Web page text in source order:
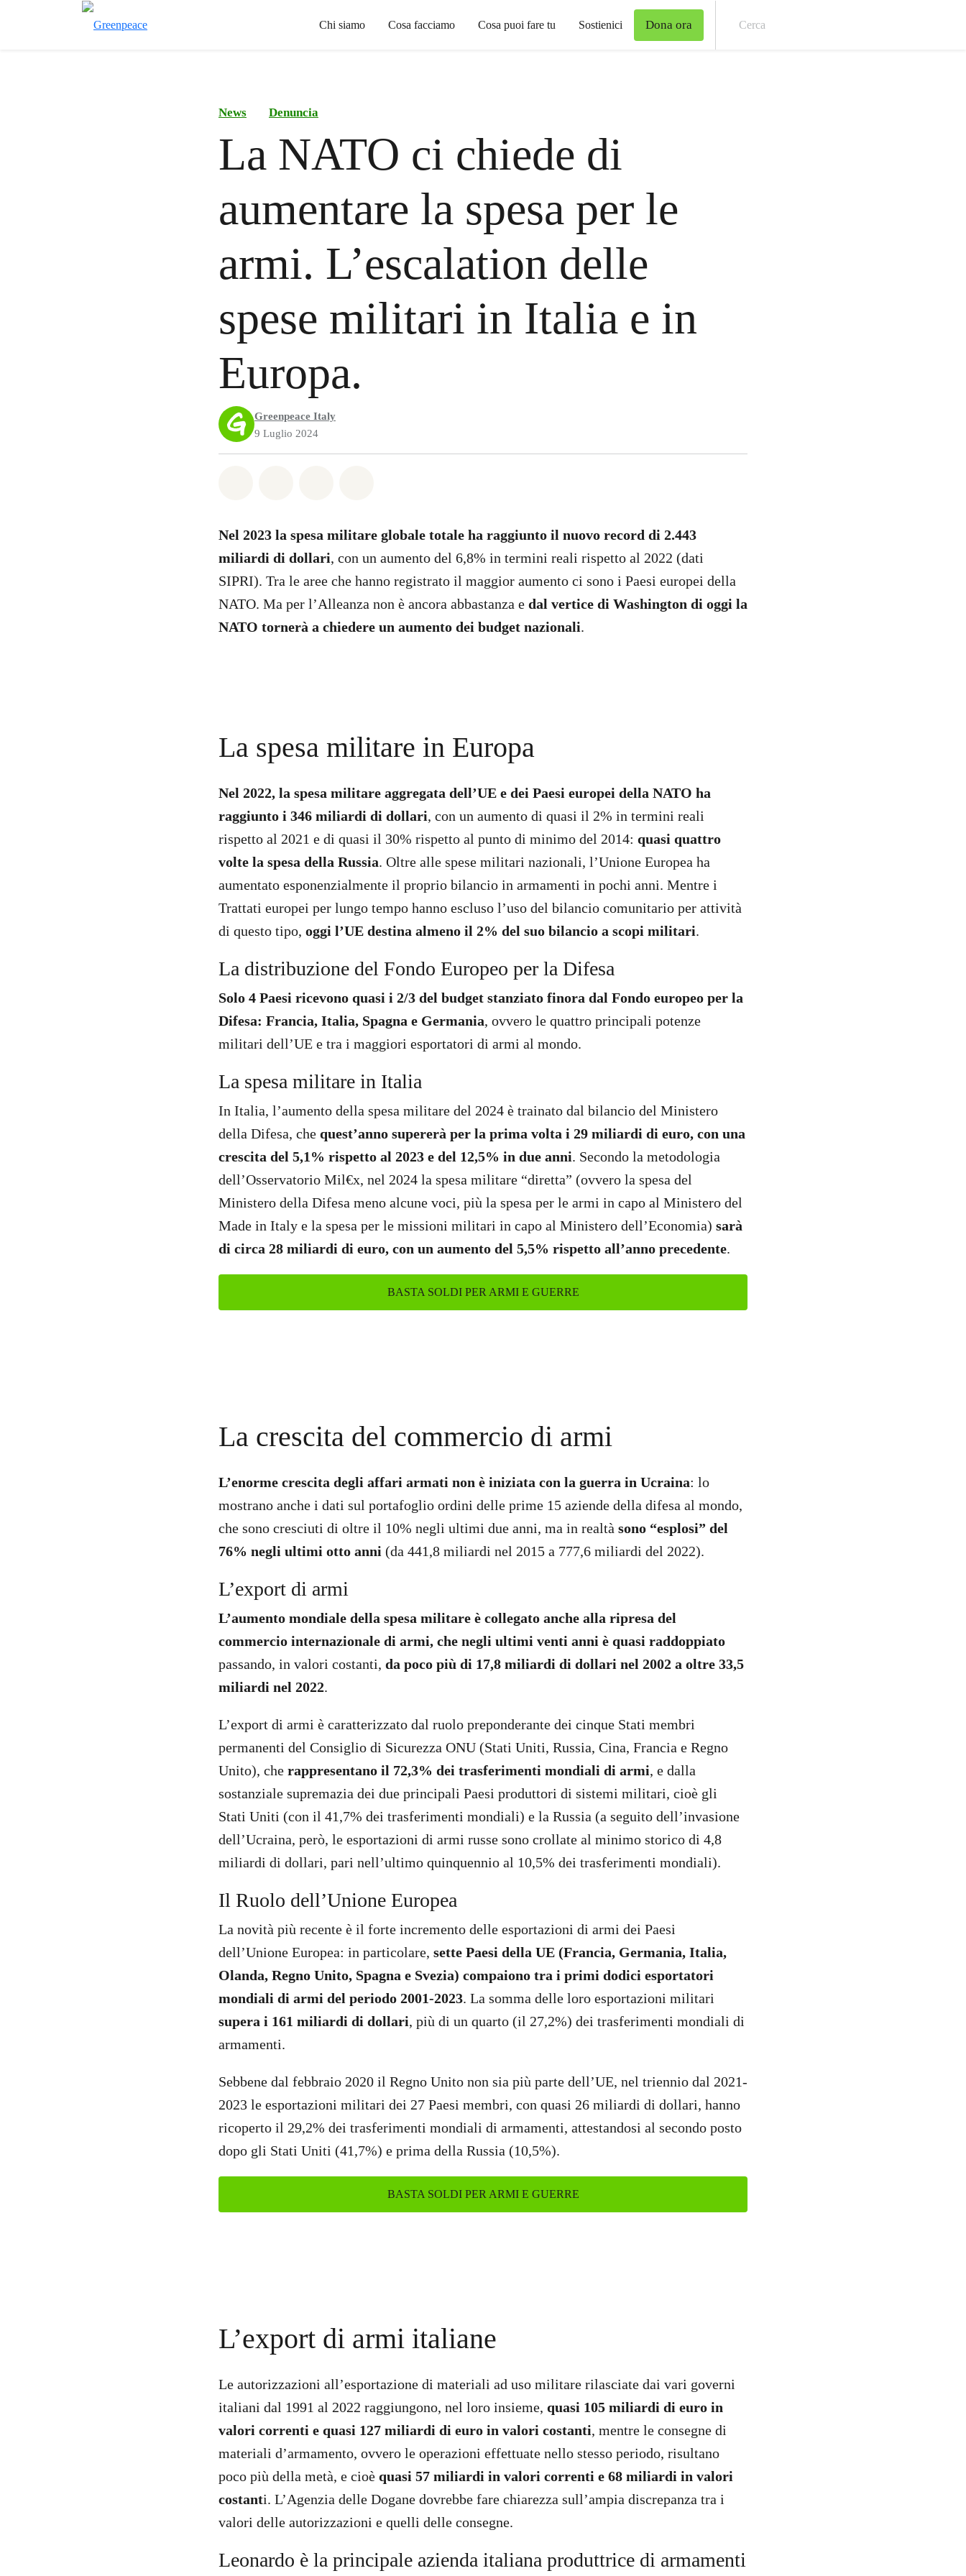
Chi siamo Cosa facciamo Cosa puoi fare tu Sostienici Dona ora
News Denuncia
La NATO ci chiede di
aumentare la spesa per le
armi. L’escalation delle
spese militari in Italia e in
Europa.
Greenpeace Italy
9 Luglio 2024
Nel 2023 la spesa militare globale totale ha raggiunto il nuovo record di 2.443
miliardi di dollari, con un aumento del 6,8% in termini reali rispetto al 2022 (dati
SIPRI). Tra le aree che hanno registrato il maggior aumento ci sono i Paesi europei della
NATO. Ma per l’Alleanza non è ancora abbastanza e dal vertice di Washington di oggi la
NATO tornerà a chiedere un aumento dei budget nazionali.
La spesa militare in Europa
Nel 2022, la spesa militare aggregata dell’UE e dei Paesi europei della NATO ha
raggiunto i 346 miliardi di dollari, con un aumento di quasi il 2% in termini reali
rispetto al 2021 e di quasi il 30% rispetto al punto di minimo del 2014: quasi quattro
volte la spesa della Russia. Oltre alle spese militari nazionali, l’Unione Europea ha
aumentato esponenzialmente il proprio bilancio in armamenti in pochi anni. Mentre i
Trattati europei per lungo tempo hanno escluso l’uso del bilancio comunitario per attività
di questo tipo, oggi l’UE destina almeno il 2% del suo bilancio a scopi militari.
La distribuzione del Fondo Europeo per la Difesa
Solo 4 Paesi ricevono quasi i 2/3 del budget stanziato finora dal Fondo europeo per la
Difesa: Francia, Italia, Spagna e Germania, ovvero le quattro principali potenze
militari dell’UE e tra i maggiori esportatori di armi al mondo.
La spesa militare in Italia
In Italia, l’aumento della spesa militare del 2024 è trainato dal bilancio del Ministero
della Difesa, che quest’anno supererà per la prima volta i 29 miliardi di euro, con una
crescita del 5,1% rispetto al 2023 e del 12,5% in due anni. Secondo la metodologia
dell’Osservatorio Mil€x, nel 2024 la spesa militare “diretta” (ovvero la spesa del
Ministero della Difesa meno alcune voci, più la spesa per le armi in capo al Ministero del
Made in Italy e la spesa per le missioni militari in capo al Ministero dell’Economia) sarà
di circa 28 miliardi di euro, con un aumento del 5,5% rispetto all’anno precedente.
BASTA SOLDI PER ARMI E GUERRE
La crescita del commercio di armi
L’enorme crescita degli affari armati non è iniziata con la guerra in Ucraina: lo
mostrano anche i dati sul portafoglio ordini delle prime 15 aziende della difesa al mondo,
che sono cresciuti di oltre il 10% negli ultimi due anni, ma in realtà sono “esplosi” del
76% negli ultimi otto anni (da 441,8 miliardi nel 2015 a 777,6 miliardi del 2022).
L’export di armi
L’aumento mondiale della spesa militare è collegato anche alla ripresa del
commercio internazionale di armi, che negli ultimi venti anni è quasi raddoppiato
passando, in valori costanti, da poco più di 17,8 miliardi di dollari nel 2002 a oltre 33,5
miliardi nel 2022.
L’export di armi è caratterizzato dal ruolo preponderante dei cinque Stati membri
permanenti del Consiglio di Sicurezza ONU (Stati Uniti, Russia, Cina, Francia e Regno
Unito), che rappresentano il 72,3% dei trasferimenti mondiali di armi, e dalla
sostanziale supremazia dei due principali Paesi produttori di sistemi militari, cioè gli
Stati Uniti (con il 41,7% dei trasferimenti mondiali) e la Russia (a seguito dell’invasione
dell’Ucraina, però, le esportazioni di armi russe sono crollate al minimo storico di 4,8
miliardi di dollari, pari nell’ultimo quinquennio al 10,5% dei trasferimenti mondiali).
Il Ruolo dell’Unione Europea
La novità più recente è il forte incremento delle esportazioni di armi dei Paesi
dell’Unione Europea: in particolare, sette Paesi della UE (Francia, Germania, Italia,
Olanda, Regno Unito, Spagna e Svezia) compaiono tra i primi dodici esportatori
mondiali di armi del periodo 2001-2023. La somma delle loro esportazioni militari
supera i 161 miliardi di dollari, più di un quarto (il 27,2%) dei trasferimenti mondiali di
armamenti.
Sebbene dal febbraio 2020 il Regno Unito non sia più parte dell’UE, nel triennio dal 2021-
2023 le esportazioni militari dei 27 Paesi membri, con quasi 26 miliardi di dollari, hanno
ricoperto il 29,2% dei trasferimenti mondiali di armamenti, attestandosi al secondo posto
dopo gli Stati Uniti (41,7%) e prima della Russia (10,5%).
BASTA SOLDI PER ARMI E GUERRE
L’export di armi italiane
Le autorizzazioni all’esportazione di materiali ad uso militare rilasciate dai vari governi
italiani dal 1991 al 2022 raggiungono, nel loro insieme, quasi 105 miliardi di euro in
valori correnti e quasi 127 miliardi di euro in valori costanti, mentre le consegne di
materiali d’armamento, ovvero le operazioni effettuate nello stesso periodo, risultano
poco più della metà, e cioè quasi 57 miliardi in valori correnti e 68 miliardi in valori
costanti. L’Agenzia delle Dogane dovrebbe fare chiarezza sull’ampia discrepanza tra i
valori delle autorizzazioni e quelli delle consegne.
Leonardo è la principale azienda italiana produttrice di armamenti